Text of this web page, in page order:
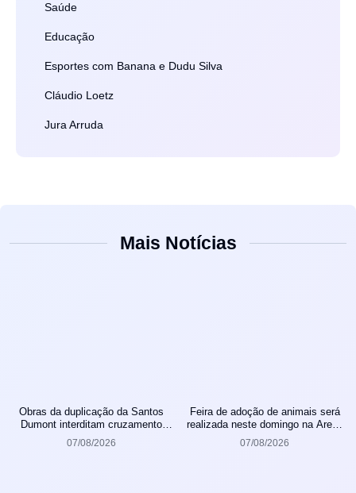
Saúde
Educação
Esportes com Banana e Dudu Silva
Cláudio Loetz
Jura Arruda
Mais Notícias
Obras da duplicação da Santos
Dumont interditam cruzamento
com a rua Otto Nass
07/08/2026
Feira de adoção de animais será
realizada neste domingo na Arena
Joinville
07/08/2026